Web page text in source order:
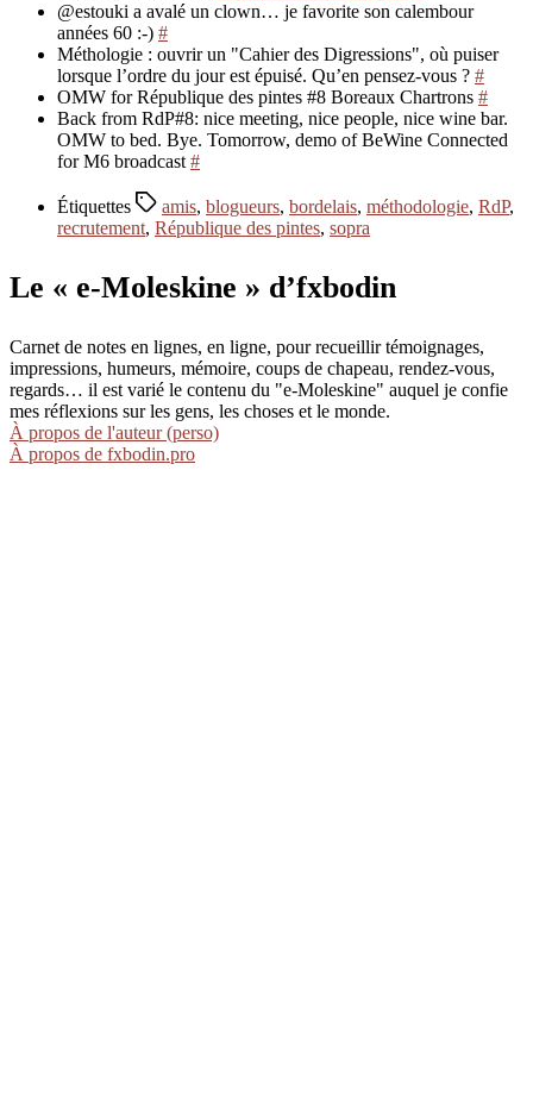
@estouki a avalé un clown… je favorite son calembour
années 60 :-) #
Méthologie : ouvrir un "Cahier des Digressions", où puiser
lorsque l’ordre du jour est épuisé. Qu’en pensez-vous ? #
OMW for République des pintes #8 Boreaux Chartrons #
Back from RdP#8: nice meeting, nice people, nice wine bar.
OMW to bed. Bye. Tomorrow, demo of BeWine Connected
for M6 broadcast #
Étiquettes amis, blogueurs, bordelais, méthodologie, RdP,
recrutement, République des pintes, sopra
Le « e-Moleskine » d’fxbodin
Carnet de notes en lignes, en ligne, pour recueillir témoignages,
impressions, humeurs, mémoire, coups de chapeau, rendez-vous,
regards… il est varié le contenu du "e-Moleskine" auquel je confie
mes réflexions sur les gens, les choses et le monde.
À propos de l'auteur (perso)
À propos de fxbodin.pro